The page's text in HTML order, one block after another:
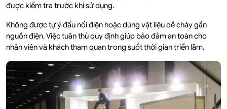
được kiểm tra trước khi sử dụng.
Không được tự ý đấu nối điện hoặc dùng vật liệu dễ cháy gần
nguồn điện. Việc tuân thủ quy định giúp bảo đảm an toàn cho
nhân viên và khách tham quan trong suốt thời gian triển lãm.